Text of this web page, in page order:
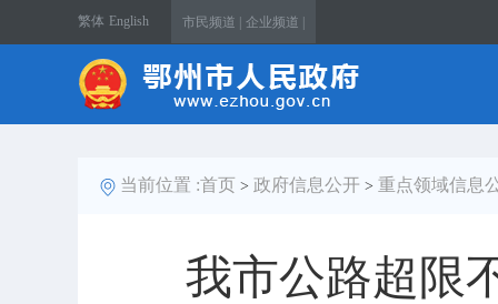
繁体 English 市民频道 | 企业频道 |
当前位置 :首页 > 政府信息公开 > 重点领域信息
我市公路超限